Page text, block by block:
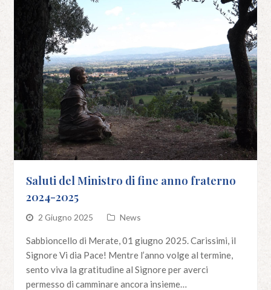
Saluti del Ministro di fine anno fraterno
2024-2025
2 Giugno 2025 News
Sabbioncello di Merate, 01 giugno 2025. Carissimi, il
Signore Vi dia Pace! Mentre l’anno volge al termine,
sento viva la gratitudine al Signore per averci
permesso di camminare ancora insieme…